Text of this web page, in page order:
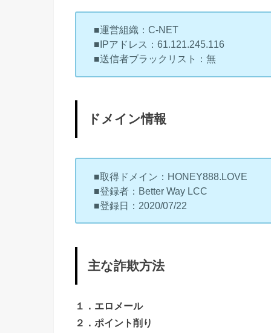
■運営組織：C-NET
■IPアドレス：61.121.245.116
■送信者ブラックリスト：無
ドメイン情報
■取得ドメイン：HONEY888.LOVE
■登録者：Better Way LCC
■登録日：2020/07/22
主な詐欺方法
１．エロメール
２．ポイント削り